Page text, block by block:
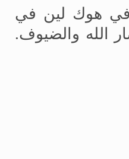
في هوك لين في
أنصار الله والضيوف.